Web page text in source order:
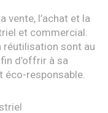
vente, l’achat et la
et commercial.
réutilisation sont au
d’offrir à sa
responsable.